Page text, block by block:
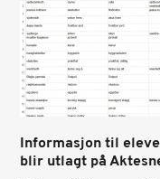
Informasjon til
blir utlagt på